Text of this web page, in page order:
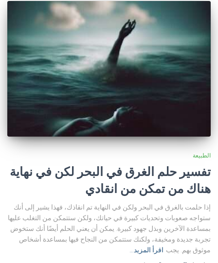
الطبيعة
تفسير حلم الغرق في البحر لكن في نهاية
هناك من تمكن من انقادي
إذا حلمت بالغرق في البحر ولكن في النهاية تم انقاذك، فهذا يشير إلى أنك
ستواجه صعوبات وتحديات كبيرة في حياتك، ولكن ستتمكن من التغلب عليها
بمساعدة الآخرين وبذل جهود كبيرة. يمكن أن يعني الحلم أيضًا أنك ستخوض
تجربة جديدة ومخيفة، ولكنك ستتمكن من النجاح فيها بمساعدة أشخاص
موثوق بهم. يجب اقرأ المزيد…